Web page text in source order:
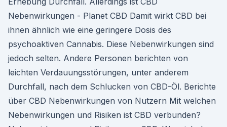
Nebenwirkungen - Planet CBD Damit wirkt CBD bei
ihnen ähnlich wie eine geringere Dosis des
psychoaktiven Cannabis. Diese Nebenwirkungen sind
jedoch selten. Andere Personen berichten von
leichten Verdauungsstörungen, unter anderem
Durchfall, nach dem Schlucken von CBD-Öl. Berichte
über CBD Nebenwirkungen von Nutzern Mit welchen
Nebenwirkungen und Risiken ist CBD verbunden?